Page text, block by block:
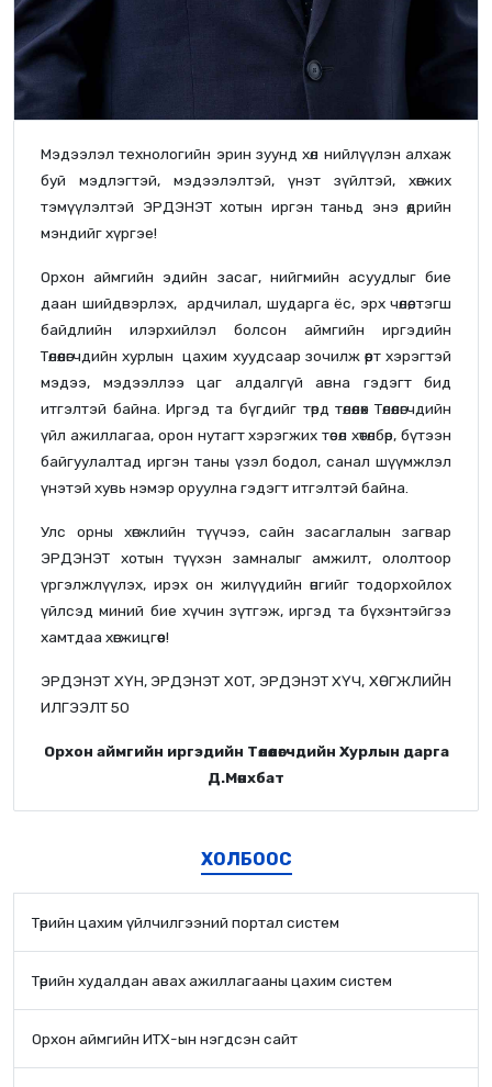
Мэдээлэл технологийн эрин зуунд хөл нийлүүлэн алхаж
буй мэдлэгтэй, мэдээлэлтэй, үнэт зүйлтэй, хөгжих
тэмүүлэлтэй ЭРДЭНЭТ хотын иргэн таньд энэ өдрийн
мэндийг хүргэе!
Орхон аймгийн эдийн засаг, нийгмийн асуудлыг бие
даан шийдвэрлэх, ардчилал, шударга ёс, эрх чөлөө, тэгш
байдлийн илэрхийлэл болсон аймгийн иргэдийн
Төлөөлөгчдийн хурлын цахим хуудсаар зочилж өөрт хэрэгтэй
мэдээ, мэдээллээ цаг алдалгүй авна гэдэгт бид
итгэлтэй байна. Иргэд та бүгдийг төрд төлөөлөх Төлөөлөгчдийн
үйл ажиллагаа, орон нутагт хэрэгжих төсөл хөтөлбөр, бүтээн
байгуулалтад иргэн таны үзэл бодол, санал шүүмжлэл
үнэтэй хувь нэмэр оруулна гэдэгт итгэлтэй байна.
Улс орны хөгжлийн түүчээ, сайн засаглалын загвар
ЭРДЭНЭТ хотын түүхэн замналыг амжилт, ололтоор
үргэлжлүүлэх, ирэх он жилүүдийн өнгийг тодорхойлох
үйлсэд миний бие хүчин зүтгэж, иргэд та бүхэнтэйгээ
хамтдаа хөгжицгөөе!
ЭРДЭНЭТ ХҮН, ЭРДЭНЭТ ХОТ, ЭРДЭНЭТ ХҮЧ, ХӨГЖЛИЙН
ИЛГЭЭЛТ 50
Орхон аймгийн иргэдийн Төлөөлөгчдийн Хурлын дарга
Д.Мөнхбат
ХОЛБООС
Төрийн цахим үйлчилгээний портал систем
Төрийн худалдан авах ажиллагааны цахим систем
Орхон аймгийн ИТХ-ын нэгдсэн сайт